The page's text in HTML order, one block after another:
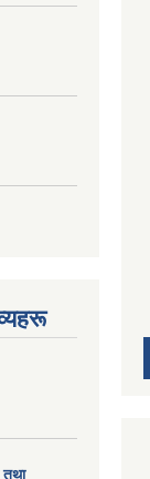
तथा